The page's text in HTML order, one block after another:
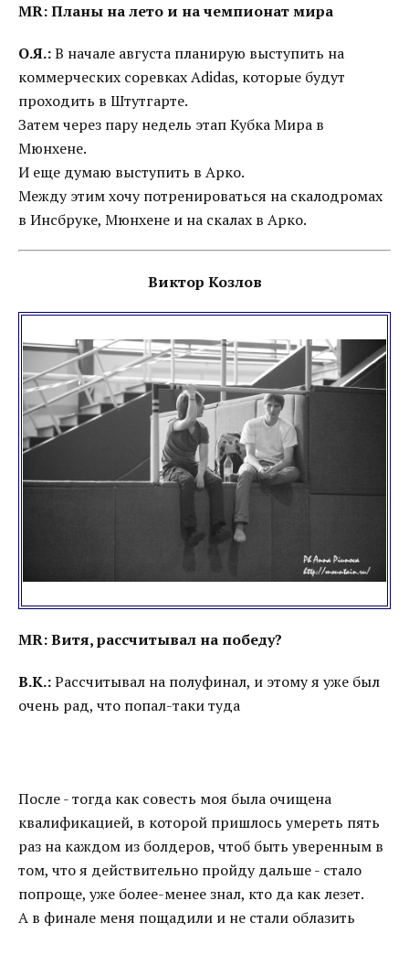
MR: Планы на лето и на чемпионат мира
О.Я.:В начале августа планирую выступить на
коммерческих соревках Adidas, которые будут
проходить в Штутгарте.
Затем через пару недель этап Кубка Мира в
Мюнхене.
И еще думаю выступить в Арко.
Между этим хочу потренироваться на скалодромах
в Инсбруке, Мюнхене и на скалах в Арко.
Виктор Козлов
MR: Витя, рассчитывал на победу?
В.К.:Рассчитывал на полуфинал, и этому я уже был
очень рад, что попал-таки туда
После - тогда как совесть моя была очищена
квалификацией, в которой пришлось умереть пять
раз на каждом из болдеров, чтоб быть уверенным в
том, что я действительно пройду дальше - стало
попроще, уже более-менее знал, кто да как лезет.
А в финале меня пощадили и не стали облазить